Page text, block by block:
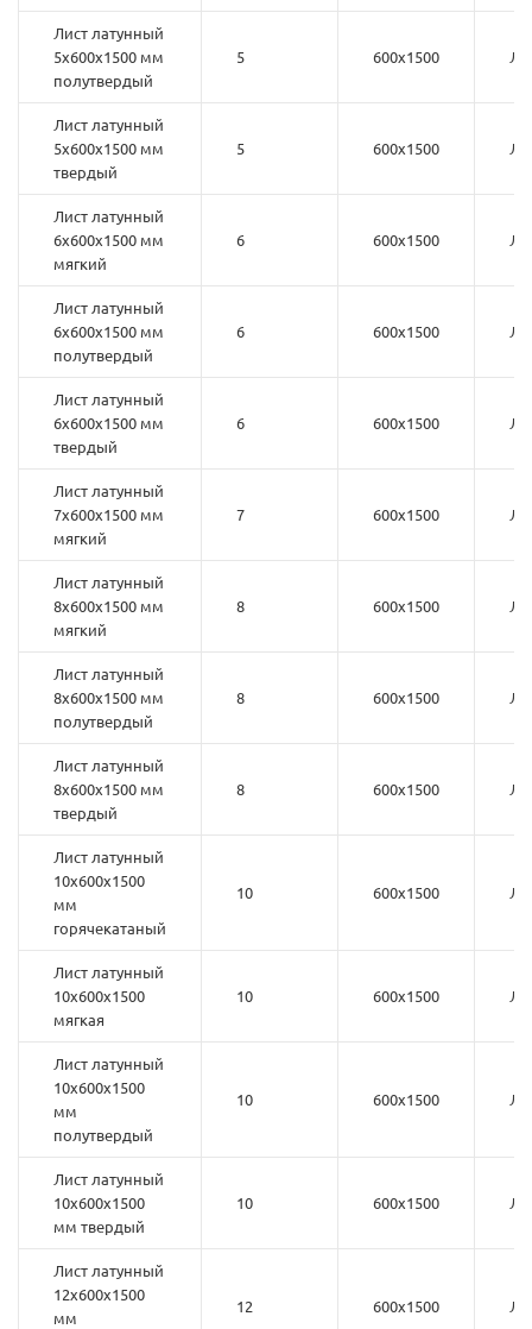
Лист латунный
5х600х1500 мм
полутвердый
5 600х1500
Лист латунный
5х600х1500 мм
твердый
5 600х1500
Лист латунный
6х600х1500 мм
мягкий
6 600х1500
Лист латунный
6х600х1500 мм
полутвердый
6 600х1500
Лист латунный
6х600х1500 мм
твердый
6 600х1500
Лист латунный
7х600х1500 мм
мягкий
7 600х1500
Лист латунный
8х600х1500 мм
мягкий
8 600х1500
Лист латунный
8х600х1500 мм
полутвердый
8 600х1500
Лист латунный
8х600х1500 мм
твердый
8 600х1500
Лист латунный
10х600х1500
мм
горячекатаный
10 600х1500
Лист латунный
10х600х1500
мягкая
10 600х1500
Лист латунный
10х600х1500
мм
полутвердый
10 600х1500
Лист латунный
10х600х1500
мм твердый
10 600х1500
Лист латунный
12х600х1500
мм
12 600х1500